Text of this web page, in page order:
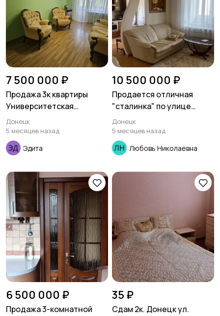
7 500 000 ₽
Продажа 3к квартиры
Университетская
Ворошиловский р-н
"звездочка"
Донецк
5 месяцев назад
Эдита
10 500 000 ₽
Продается отличная
"сталинка" по улице
Артема ориентир -
"Донбасс-Палас"
Донецк
5 месяцев назад
Любовь Николаевна
6 500 000 ₽
Продажа 3-комнатной
35 ₽
Сдам 2к. Донецк ул.